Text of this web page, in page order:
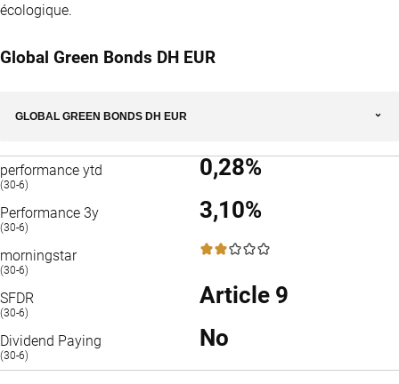
écologique.
Global Green Bonds DH EUR
GLOBAL GREEN BONDS DH EUR
performance ytd
(30-6)
0,28%
Performance 3y
(30-6)
3,10%
morningstar
(30-6)
2 / 5
SFDR
(30-6)
Article 9
Dividend Paying
(30-6)
No